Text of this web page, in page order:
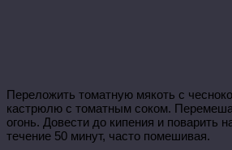
Переложить томатную мякоть с
кастрюлю с томатным соком.
огонь. Довести до кипения и поварить
течение 50 минут, часто помешивая.